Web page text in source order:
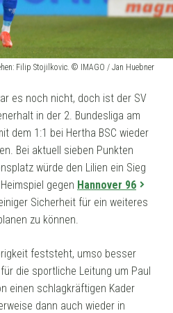
Filip Stojilkovic. © IMAGO / Jan Huebner
es noch nicht, doch ist der SV
in der 2. Bundesliga am
dem 1:1 bei Hertha BSC wieder
Bei aktuell sieben Punkten
würde den Lilien ein Sieg
gegen Hannover 96
Sicherheit für ein weiteres
zu können.
feststeht, umso besser
die sportliche Leitung um Paul
einen schlagkräftigen Kader
dann auch wieder in